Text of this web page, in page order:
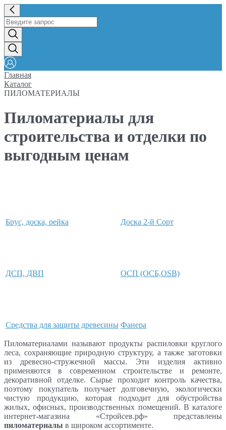
Главная
Каталог
ПИЛОМАТЕРИАЛЫ
Пиломатериалы для
строительства и отделки по
выгодным ценам
Брус, доска, рейка Доска 2-й Сорт
ДСП, ДВП ОСП (ОСБ,OSB)
Средства для защиты древесины Фанера
Пиломатериалами называют продукты распиловки круглого
леса, сохраняющие природную структуру, а также заготовки
из древесно-стружечной массы. Эти изделия активно
применяются в современном строительстве и ремонте,
декоративной отделке. Сырье проходит контроль качества,
поэтому покупатель получает долговечную, экологически
чистую продукцию, которая подходит для обустройства
жилых, офисных, производственных помещений. В каталоге
интернет-магазина «Стройсев.рф» представлены
пиломатериалы в широком ассортименте.